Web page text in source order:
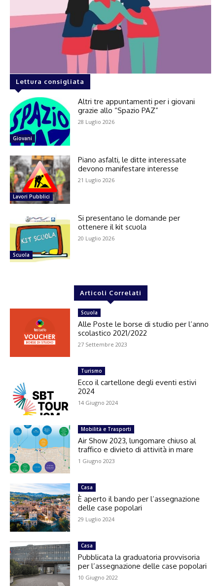
Lettura consigliata
Giovani
Altri tre appuntamenti per i giovani
grazie allo “Spazio PAZ”
28 Luglio 2026
Lavori Pubblici
Piano asfalti, le ditte interessate
devono manifestare interesse
21 Luglio 2026
Scuola
Si presentano le domande per
ottenere il kit scuola
20 Luglio 2026
Articoli Correlati
Scuola
Alle Poste le borse di studio per l’anno
scolastico 2021/2022
27 Settembre 2023
Turismo
Ecco il cartellone degli eventi estivi
2024
14 Giugno 2024
Mobilità e Trasporti
Air Show 2023, lungomare chiuso al
traffico e divieto di attività in mare
1 Giugno 2023
Casa
È aperto il bando per l’assegnazione
delle case popolari
29 Luglio 2024
Casa
Pubblicata la graduatoria provvisoria
per l’assegnazione delle case popolari
10 Giugno 2022